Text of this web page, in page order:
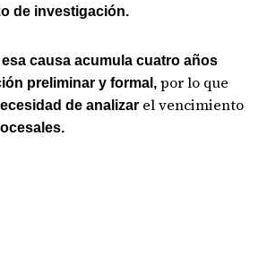
de investigación.
causa acumula cuatro años
preliminar y formal, por lo que
de analizar el vencimiento